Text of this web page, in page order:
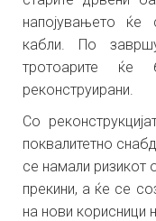
напојувањето
кабли. По
тротоарите ќе
реконструирани.
Со
поквалитетно
се намали ризикот
прекини, а ќе се
на нови корисници